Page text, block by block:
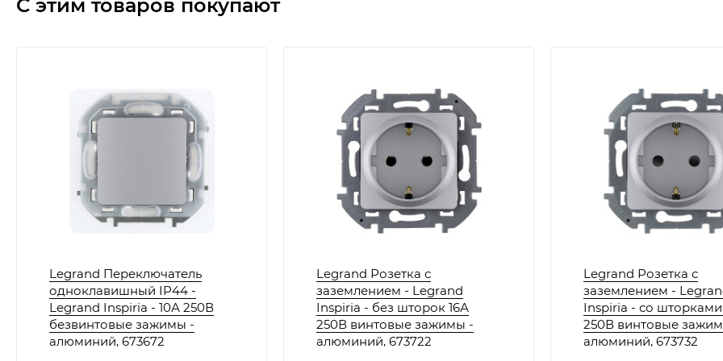
С этим товаров покупают
Legrand Переключатель
одноклавишный IP44 -
Legrand Inspiria - 10А 250В
безвинтовые зажимы -
алюминий, 673672
Legrand Розетка с
заземлением - Legrand
Inspiria - без шторок 16А
250В винтовые зажимы -
алюминий, 673722
Legrand Розетка с
заземлением -
Inspiria - со шторками
250В винтовые
алюминий, 673732